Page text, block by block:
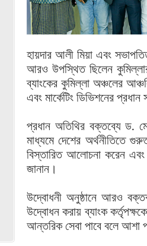
হায়দার আলী মিয়া এবং
আরও উপস্থিত ছিলেন
ব্যাংকের কুমিল্লা অঞ্চলের
এবং মার্কেটিং ডিভিশনের
প্রধান অতিথির বক্তব্যে ড.
মাধ্যমে দেশের অর্থনীতিতে
বিস্তারিত আলোচনা করেন এবং
জানান।
উদ্বোধনী অনুষ্ঠানে আরও
উদ্বোধন করায় ব্যাংক
আন্তরিক সেবা পাবে বলে আশা